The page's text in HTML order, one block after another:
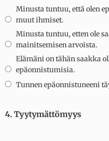
Minusta tuntuu, että olen
muut ihmiset.
Minusta tuntuu, etten ole
mainitsemisen arvoista.
Elämäni on tähän saakka
epäonnistumisia.
Tunnen epäonnistuneeni
4. Tyytymättömyys